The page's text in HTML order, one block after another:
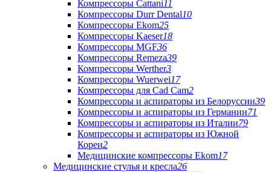
Компрессоры Cattani11
Компрессоры Durr Dental10
Компрессоры Ekom25
Компрессоры Kaeser18
Компрессоры MGF36
Компрессоры Remeza39
Компрессоры Werther3
Компрессоры Wuerwei17
Компрессоры для Cad Cam2
Компрессоры и аспираторы из Белоруссии39
Компрессоры и аспираторы из Германии71
Компрессоры и аспираторы из Италии79
Компрессоры и аспираторы из Южной
Кореи2
Медицинские компрессоры Ekom17
Медицинские стулья и кресла26